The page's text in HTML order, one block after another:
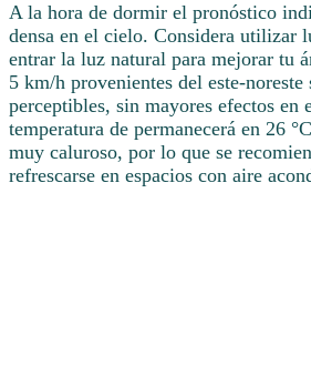
A la hora de dormir el pronóstico
densa en el cielo. Considera utilizar
entrar la luz natural para mejorar tu
5 km/h provenientes del este-noreste
perceptibles, sin mayores efectos en
temperatura de permanecerá en 26
muy caluroso, por lo que se
refrescarse en espacios con aire